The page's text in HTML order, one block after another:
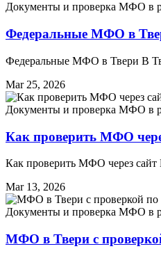
Документы и проверка МФО в
Федеральные МФО в
Федеральные МФО в Твери В
Mar 25, 2026
Документы и проверка МФО в
Как проверить МФО
Как проверить МФО через
Mar 13, 2026
Документы и проверка МФО в
МФО в Твери с